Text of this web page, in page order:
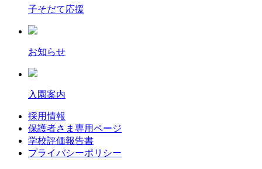
子そだて応援
お知らせ
入園案内
採用情報
保護者さま専用ページ
学校評価報告書
プライバシーポリシー